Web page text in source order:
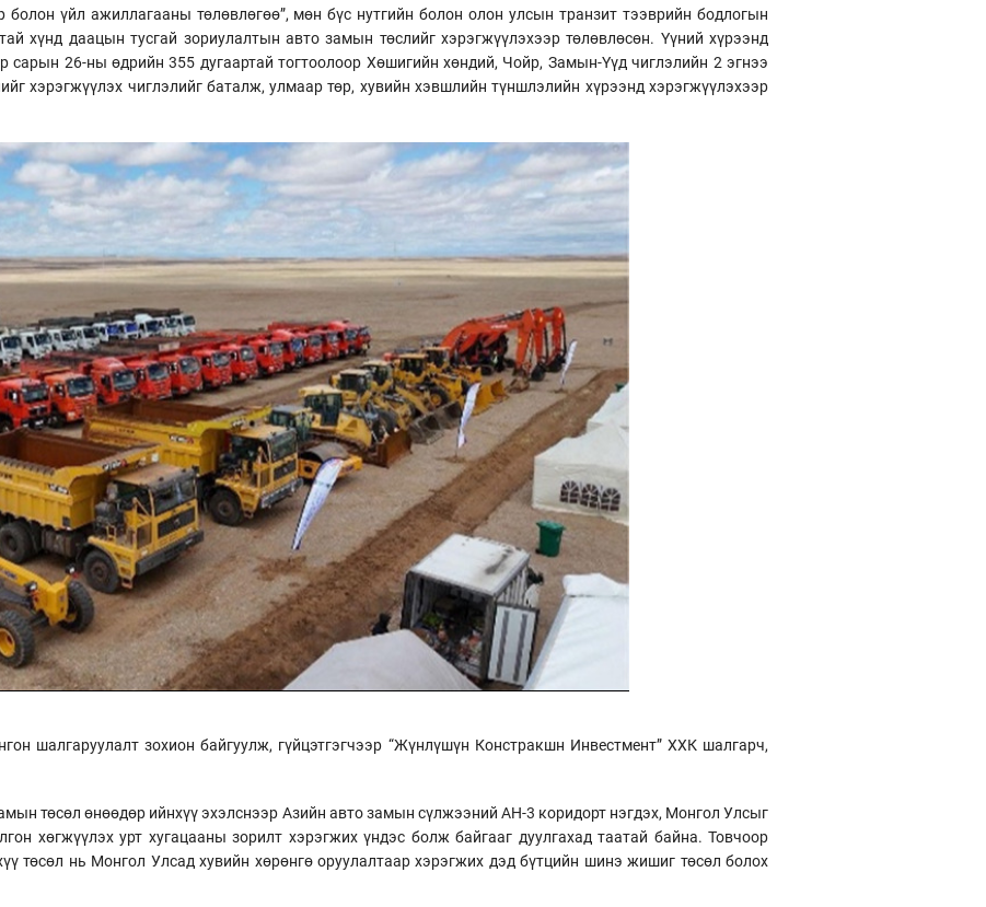
үйл ажиллагааны төлөвлөгөө”, мөн бүс нутгийн болон олон улсын транзит тээврийн бодлогын
хүнд даацын тусгай зориулалтын авто замын төслийг хэрэгжүүлэхээр төлөвлөсөн. Үүний хүрээнд
сарын 26-ны өдрийн 355 дугаартай тогтоолоор Хөшигийн хөндий, Чойр, Замын-Үүд чиглэлийн 2 эгнээ
хэрэгжүүлэх чиглэлийг баталж, улмаар төр, хувийн хэвшлийн түншлэлийн хүрээнд хэрэгжүүлэхээр
шалгаруулалт зохион байгуулж, гүйцэтгэгчээр “Жүнлүшүн Констракшн Инвестмент” ХХК шалгарч,
төсөл өнөөдөр ийнхүү эхэлснээр Азийн авто замын сүлжээний AH-3 коридорт нэгдэх, Монгол Улсыг
хөгжүүлэх урт хугацааны зорилт хэрэгжих үндэс болж байгааг дуулгахад таатай байна. Товчоор
төсөл нь Монгол Улсад хувийн хөрөнгө оруулалтаар хэрэгжих дэд бүтцийн шинэ жишиг төсөл болох